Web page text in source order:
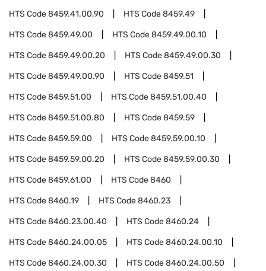
HTS Code8459.41.00.90 HTS Code8459.49
HTS Code8459.49.00 HTS Code8459.49.00.10
HTS Code8459.49.00.20 HTS Code8459.49.00.30
HTS Code8459.49.00.90 HTS Code8459.51
HTS Code8459.51.00 HTS Code8459.51.00.40
HTS Code8459.51.00.80 HTS Code8459.59
HTS Code8459.59.00 HTS Code8459.59.00.10
HTS Code8459.59.00.20 HTS Code8459.59.00.30
HTS Code8459.61.00 HTS Code8460
HTS Code8460.19 HTS Code8460.23
HTS Code8460.23.00.40 HTS Code8460.24
HTS Code8460.24.00.05 HTS Code8460.24.00.10
HTS Code8460.24.00.30 HTS Code8460.24.00.50